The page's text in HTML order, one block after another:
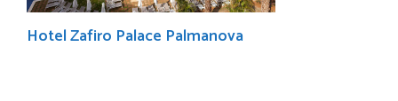
Hotel Zafiro Palace Palmanova